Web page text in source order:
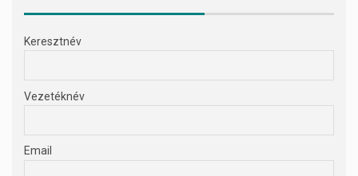
Keresztnév
Vezetéknév
Email